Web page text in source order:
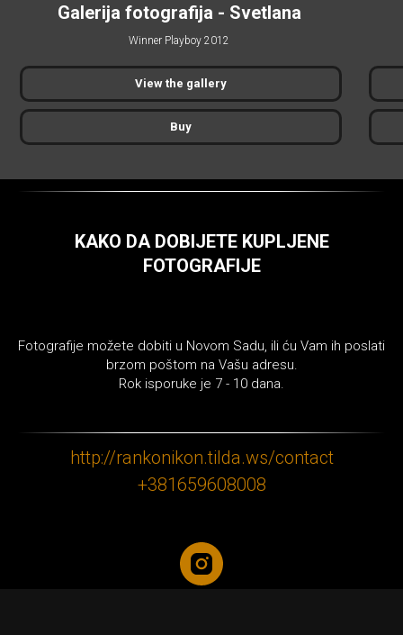
Galerija fotografija - Svetlana
Winner Playboy 2012
View the gallery
Buy
KAKO DA DOBIJETE KUPLJENE
FOTOGRAFIJE
Fotografije možete dobiti u Novom Sadu, ili ću Vam ih poslati
brzom poštom na Vašu adresu.
Rok isporuke je 7 - 10 dana.
http://rankonikon.tilda.ws/contact
+381659608008